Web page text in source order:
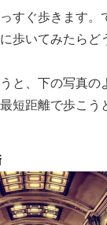
すぐ歩きます。
歩いてみたらど
と、下の写真の
短距離で歩こう